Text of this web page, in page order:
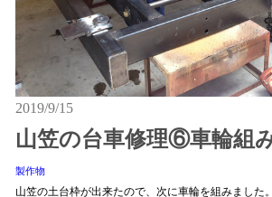
2019/9/15
山笠の台車修理⑥車輪組
製作物
山笠の土台枠が出来たので、次に車輪を組みました